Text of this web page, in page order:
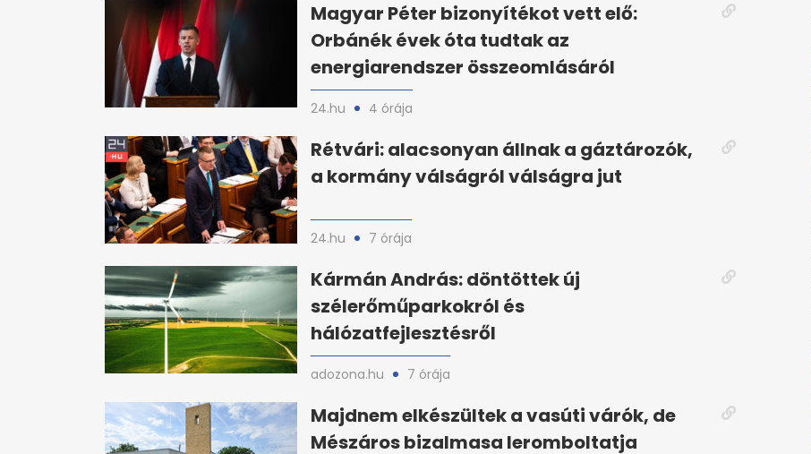
Magyar Péter bizonyítékot vett elő:
Orbánék évek óta tudtak az
energiarendszer összeomlásáról
24.hu 4 órája
Rétvári: alacsonyan állnak a gáztározók,
a kormány válságról válságra jut
24.hu 7 órája
Kármán András: döntöttek új
szélerőműparkokról és
hálózatfejlesztésről
adozona.hu 7 órája
Majdnem elkészültek a vasúti várók, de
Mészáros bizalmasa leromboltatja